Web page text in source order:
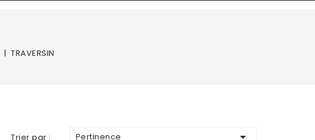
TRAVERSIN
Trier par : Pertinence 